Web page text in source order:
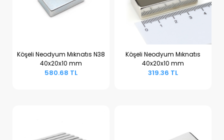
Sepete Ekle
Köşeli Neodyum Mıknatıs N38
40x20x10 mm
580.68 TL
Sepete Ekle
Köşeli Neodyum Mıknatıs
40x20x10 mm
319.36 TL